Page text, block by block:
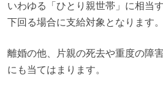
いわゆる「ひとり親世帯」に相当
下回る場合に支給対象となります。
離婚の他、片親の死去や重度の障
にも当てはまります。